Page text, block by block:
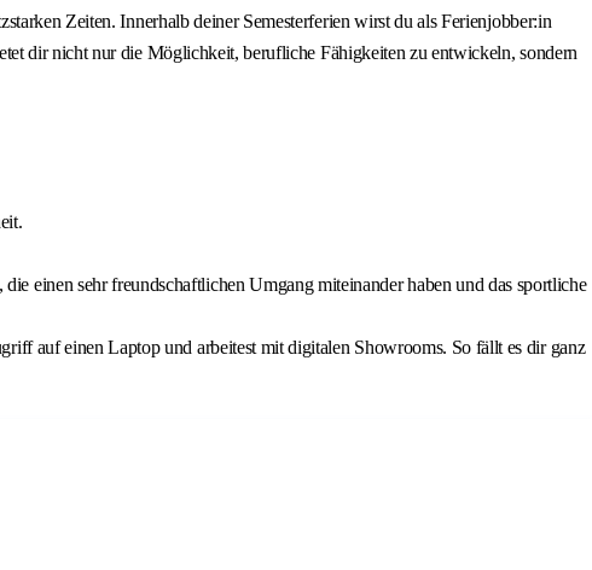
Zeiten. Innerhalb deiner Semesterferien wirst du als Ferienjobber:in
dir nicht nur die Möglichkeit, berufliche Fähigkeiten zu entwickeln, sondern
einen sehr freundschaftlichen Umgang miteinander haben und das sportliche
auf einen Laptop und arbeitest mit digitalen Showrooms. So fällt es dir ganz